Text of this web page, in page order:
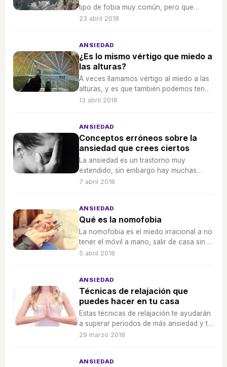
tipo de fobia muy común, pero que
podrás superar poco a poco si así lo
23 abril 2018
ANSIEDAD
¿Es lo mismo vértigo que miedo a
las alturas?
A veces llamamos vértigo al miedo a las
alturas, y es que también podemos tener
esa sensación de desequilibrio y mareo
13 abril 2018
ANSIEDAD
Conceptos erróneos sobre la
ansiedad que crees ciertos
La ansiedad es un trastorno muy
extendido, sin embargo hay muchas
ideas alrededor de este concepto que
7 abril 2018
ANSIEDAD
Qué es la nomofobia
La nomofobia es el miedo irracional a no
tener el móvil a mano, salir de casa sin él
o quedarse sin batería, ¿te sientes
5 abril 2018
ANSIEDAD
Técnicas de relajación que
puedes hacer en tu casa
Estas técnicas de relajación te ayudarán
a superar periodos de más ansiedad y te
ayudarán también a dormir mejor.
29 marzo 2018
ANSIEDAD